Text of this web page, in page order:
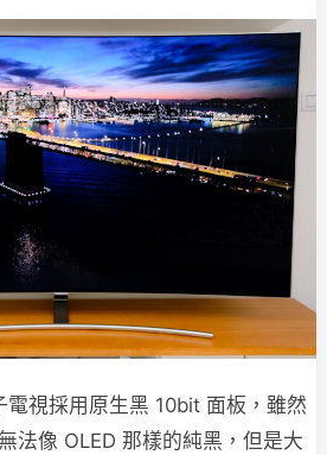
電視採用原生黑 10bit 面板，雖然
法像 OLED 那樣的純黑，但是大